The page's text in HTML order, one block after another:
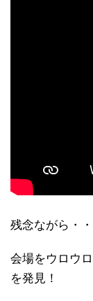
残念ながら・・
会場をウロウ
を発見！